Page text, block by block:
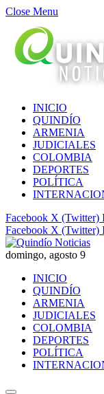
Close Menu
INICIO
QUINDÍO
ARMENIA
JUDICIALES
COLOMBIA
DEPORTES
POLÍTICA
Facebook X (Twitter)
Facebook X (Twitter)
domingo, agosto 9
INICIO
QUINDÍO
ARMENIA
JUDICIALES
COLOMBIA
DEPORTES
POLÍTICA